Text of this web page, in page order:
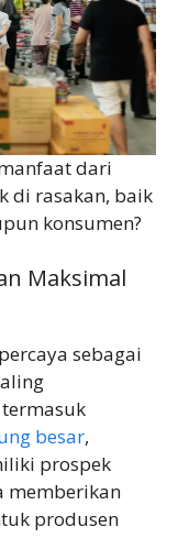
dari
di rasakan, baik
konsumen?
Maksimal
sebagai
besar,
prospek
memberikan
produsen